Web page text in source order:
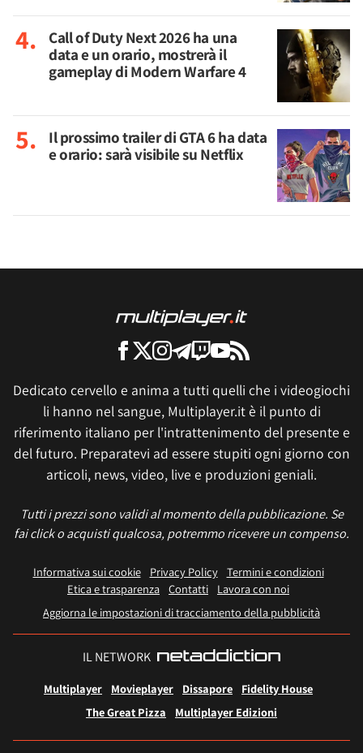
Call of Duty Next 2026 ha una
data e un orario, mostrerà il
gameplay di Modern Warfare 4
Il prossimo trailer di GTA 6 ha data
e orario: sarà visibile su Netflix
Dedicato cervello e anima a tutti quelli che i videogiochi
li hanno nel sangue, Multiplayer.it è il punto di
riferimento italiano per l'intrattenimento del presente e
del futuro. Preparatevi ad essere stupiti ogni giorno con
articoli, news, video, live e produzioni geniali.
Tutti i prezzi sono validi al momento della pubblicazione. Se
fai click o acquisti qualcosa, potremmo ricevere un compenso.
Informativa sui cookie Privacy Policy
Termini e condizioni
Etica e trasparenza Contatti
Lavora con noi
Aggiorna le impostazioni di tracciamento della pubblicità
IL NETWORK
Multiplayer Movieplayer Dissapore
Fidelity House
The Great Pizza
Multiplayer Edizioni